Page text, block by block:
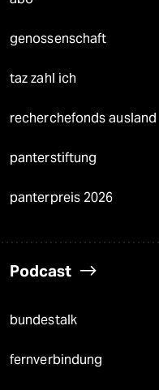
genossenschaft
taz zahl ich
recherchefonds ausland
panterstiftung
panterpreis 2026
Podcast
bundestalk
fernverbindung